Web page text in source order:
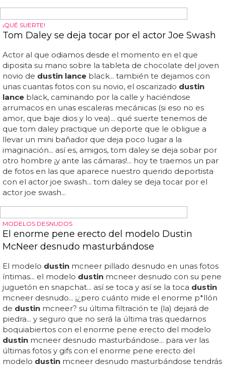
todos podemos ver a tom daley desnudo y a cuatro
patas en sus fotos filtradas... el vídeo caliente de los
daley desnudo en la cama y con el culo en pompa, haz
clic aquí... tom daley es un chico gay, joven y con ganas de
pasárselo bien, así que no dudó en hacerse algunas fotos
picantes para enviar por grindr o alguna red social, como
cualquier otro... el pasado siempre vuelve y desde ya
hace unos días varios...
FAMOSOS DESNUDOS
Nuevas fotos filtradas de Tom Daley desnudo
Tom daley ydustin lanceblack se besan en la portada
de 'out'... no sabemos si estas fotos serán de ese parón
que tuvo en su relación condustin lance black y durante
el cual parece que tom estaba muy cachondo y ligando
por aplicaciones como grindr... a principios de este año ya
vimos a tom daley desnudo y a cuatro patas en sus fotos
filtradas, pero todavía quedaban más por llegar a la red...
qué peligro tienen los selfies, ¿eh? mira las nuevas fotos
filtradas de tom daley desnudo con el pene erecto... el